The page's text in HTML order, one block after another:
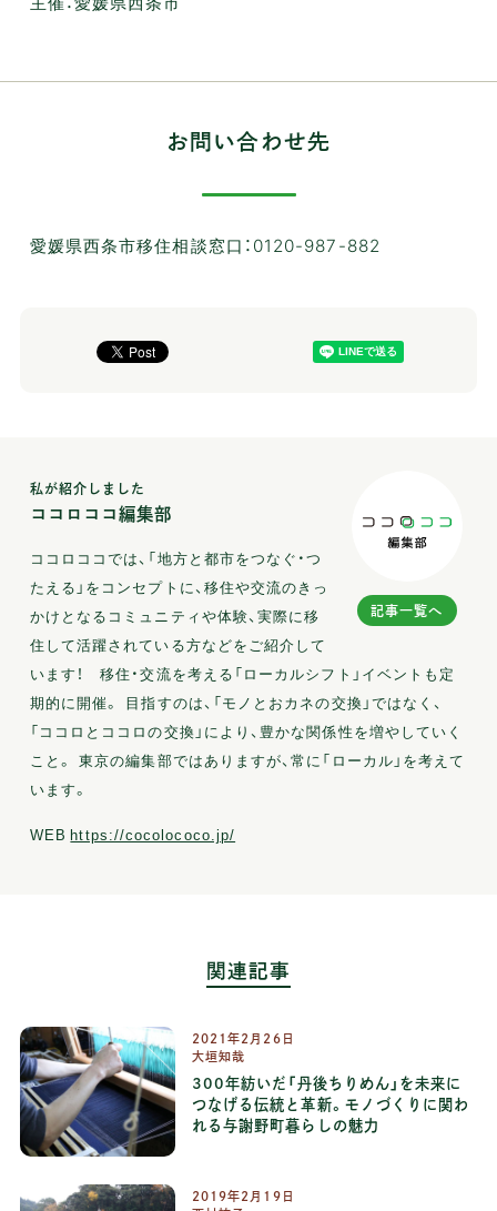
お問い合わせ先
愛媛県西条市移住相談窓口：0120-987-882
記事一覧へ
私が紹介しました
ココロココ編集部
ココロココでは、「地方と都市をつなぐ・つ
たえる」をコンセプトに、移住や交流のきっ
かけとなるコミュニティや体験、実際に移
住して活躍されている方などをご紹介して
います！ 移住・交流を考える「ローカルシフト」イベントも定
期的に開催。 目指すのは、「モノとおカネの交換」ではなく、
「ココロとココロの交換」により、豊かな関係性を増やしていく
こと。 東京の編集部ではありますが、常に「ローカル」を考えて
います。
WEB https://cocolococo.jp/
関連記事
2021年2月26日
大垣知哉
300年紡いだ「丹後ちりめん」を未来に
つなげる伝統と革新。モノづくりに関わ
れる与謝野町暮らしの魅力
2019年2月19日